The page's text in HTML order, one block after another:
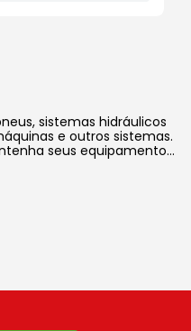
sistemas hidráulicos
e outros sistemas.
seus equipamentos